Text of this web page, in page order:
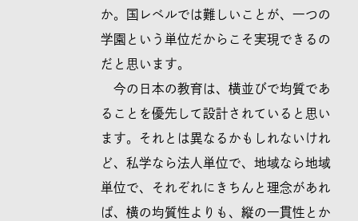
か。国レベルでは難しいことが、一つの
学園という単位だからこそ実現できるの
だと思います。
今の日本の教育は、横並びで均質であ
ることを優先して設計されていると思い
ます。それとは異なるかもしれないけれ
ど、私学なら法人単位で、地域なら地域
単位で、それぞれにきちんと理念があれ
ば、横の均質性よりも、縦の一貫性とか